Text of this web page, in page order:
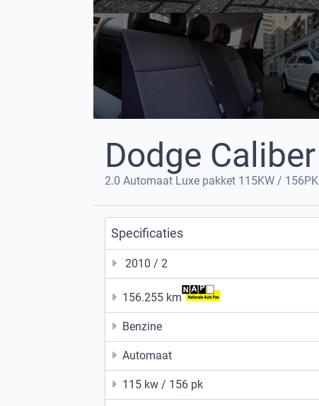
Dodge Caliber
2.0 Automaat Luxe pakket 115KW / 156PK
Specificaties
2010 / 2
156.255 km
Benzine
Automaat
115 kw / 156 pk